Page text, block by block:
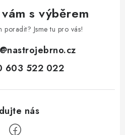
s výběrem
poradit? Jsme tu pro vás!
@nastrojebrno.cz
603 522 022